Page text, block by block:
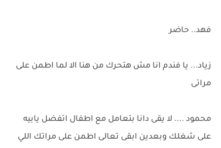
فهد.. حاضر
زياد... يا فندم انا مش هتحرك من هنا الا لما اطمن على
مراتى
محمود .... لا يقى دانا بتعامل مع اطفال اتفضل يابيه
على شغلك وبعدين ابقى تعالى اطمن على مراتك اللي